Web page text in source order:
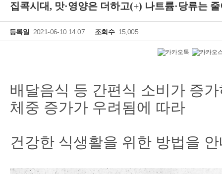
집콕시대, 맛·영양은 더하고(+) 나트륨·당류는
등록일 2021-06-10 14:07 조회수 15,005
배달음식 등 간편식 소비가 증
체중 증가가 우려됨에 따라
건강한 식생활을 위한 방법을